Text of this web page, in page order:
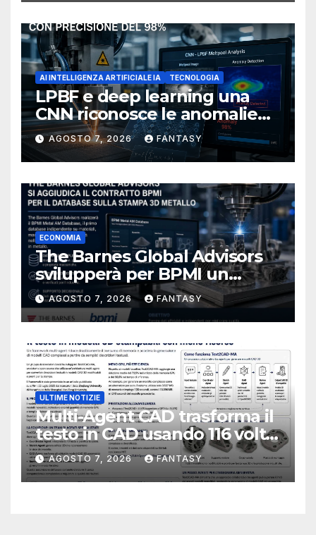
AI INTELLIGENZA ARTIFICIALE IA TECNOLOGIA
LPBF e deep learning una
CNN riconosce le anomalie
del bagno di fusione
AGOSTO 7, 2026 FANTASY
ECONOMIA
The Barnes Global Advisors
svilupperà per BPMI un
database per la stampa 3D
metallica destinata alla filiera
navale statunitense
AGOSTO 7, 2026 FANTASY
ULTIME NOTIZIE
Multi-Agent CAD trasforma il
testo in CAD usando 116 volte
meno token
AGOSTO 7, 2026 FANTASY